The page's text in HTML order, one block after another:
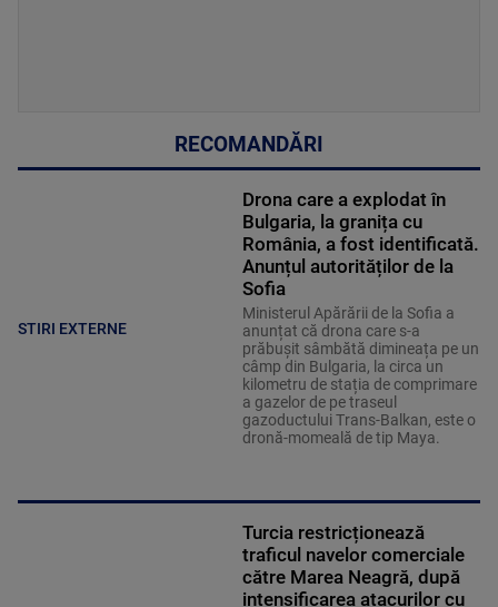
RECOMANDĂRI
STIRI EXTERNE
Drona care a explodat în
Bulgaria, la granița cu
România, a fost identificată.
Anunțul autorităților de la
Sofia
Ministerul Apărării de la Sofia a
anunțat că drona care s-a
prăbușit sâmbătă dimineața pe un
câmp din Bulgaria, la circa un
kilometru de stația de comprimare
a gazelor de pe traseul
gazoductului Trans-Balkan, este o
dronă-momeală de tip Maya.
Turcia restricționează
traficul navelor comerciale
către Marea Neagră, după
intensificarea atacurilor cu